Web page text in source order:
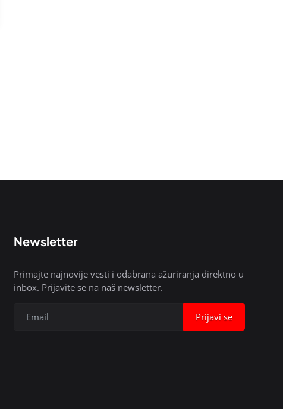
Newsletter
Primajte najnovije vesti i odabrana ažuriranja direktno u
inbox. Prijavite se na naš newsletter.
Prijavi se